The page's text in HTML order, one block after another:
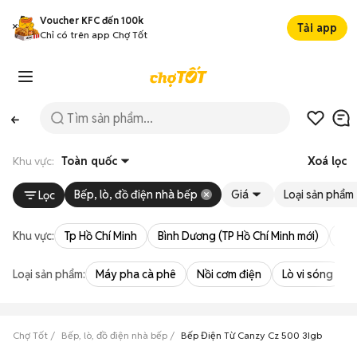
Voucher KFC đến 100k
Chỉ có trên app Chợ Tốt
Tải app
Khu vực: Toàn quốc Xoá lọc
Lọc Bếp, lò, đồ điện nhà bếp Giá Loại sản phẩm
Khu vực: Tp Hồ Chí Minh Bình Dương (TP Hồ Chí Minh mới)
Loại sản phẩm: Máy pha cà phê Nồi cơm điện Lò vi sóng
Chợ Tốt Bếp, lò, đồ điện nhà bếp Bếp Điện Từ Canzy Cz 500 3Igb